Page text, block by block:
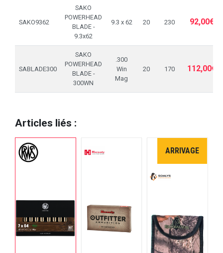
SAKO9362
SAKO
POWERHEAD
BLADE -
9.3x62
9.3 x 62 20 230 92,00€
SABLADE300
SAKO
POWERHEAD
BLADE -
300WN
.300
Win
Mag
20 170 112,00€
Articles liés :
ARRIVAGE